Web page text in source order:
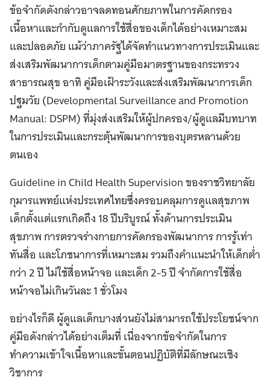
ข้อจำกัดดังกล่าวอาจลดทอนศักยภาพในการคัดกรอง
เนื้อหาและกำกับดูแลการใช้สื่อของเด็กได้อย่างเหมาะสม
และปลอดภัย แม้ว่าภาครัฐได้จัดทำแนวทางการประเมินและ
ส่งเสริมพัฒนาการเด็กตามคู่มือมาตรฐานของกระทรวง
สาธารณสุข อาทิ คู่มือเฝ้าระวังและส่งเสริมพัฒนาการเด็ก
ปฐมวัย (Developmental Surveillance and Promotion
Manual: DSPM) ที่มุ่งส่งเสริมให้ผู้ปกครอง/ผู้ดูแลมีบทบาท
ในการประเมินและกระตุ้นพัฒนาการของบุตรหลานด้วย
ตนเอง
Guideline in Child Health Supervision ของราชวิทยาลัย
กุมารแพทย์แห่งประเทศไทยซึ่งครอบคลุมการดูแลสุขภาพ
เด็กตั้งแต่แรกเกิดถึง 18 ปีบริบูรณ์ ทั้งด้านการประเมิน
สุขภาพ การตรวจร่างกายการคัดกรองพัฒนาการ การรู้เท่า
ทันสื่อ และโภชนาการที่เหมาะสม รวมถึงคำแนะนำให้เด็กต่ำ
กว่า 2 ปี ไม่ใช้สื่อหน้าจอ และเด็ก 2-5 ปี จำกัดการใช้สื่อ
หน้าจอไม่เกินวันละ 1 ชั่วโมง
อย่างไรก็ดี ผู้ดูแลเด็กบางส่วนยังไม่สามารถใช้ประโยชน์จาก
คู่มือดังกล่าวได้อย่างเต็มที่ เนื่องจากข้อจำกัดในการ
ทำความเข้าใจเนื้อหาและขั้นตอนปฏิบัติที่มีลักษณะเชิง
วิชาการ